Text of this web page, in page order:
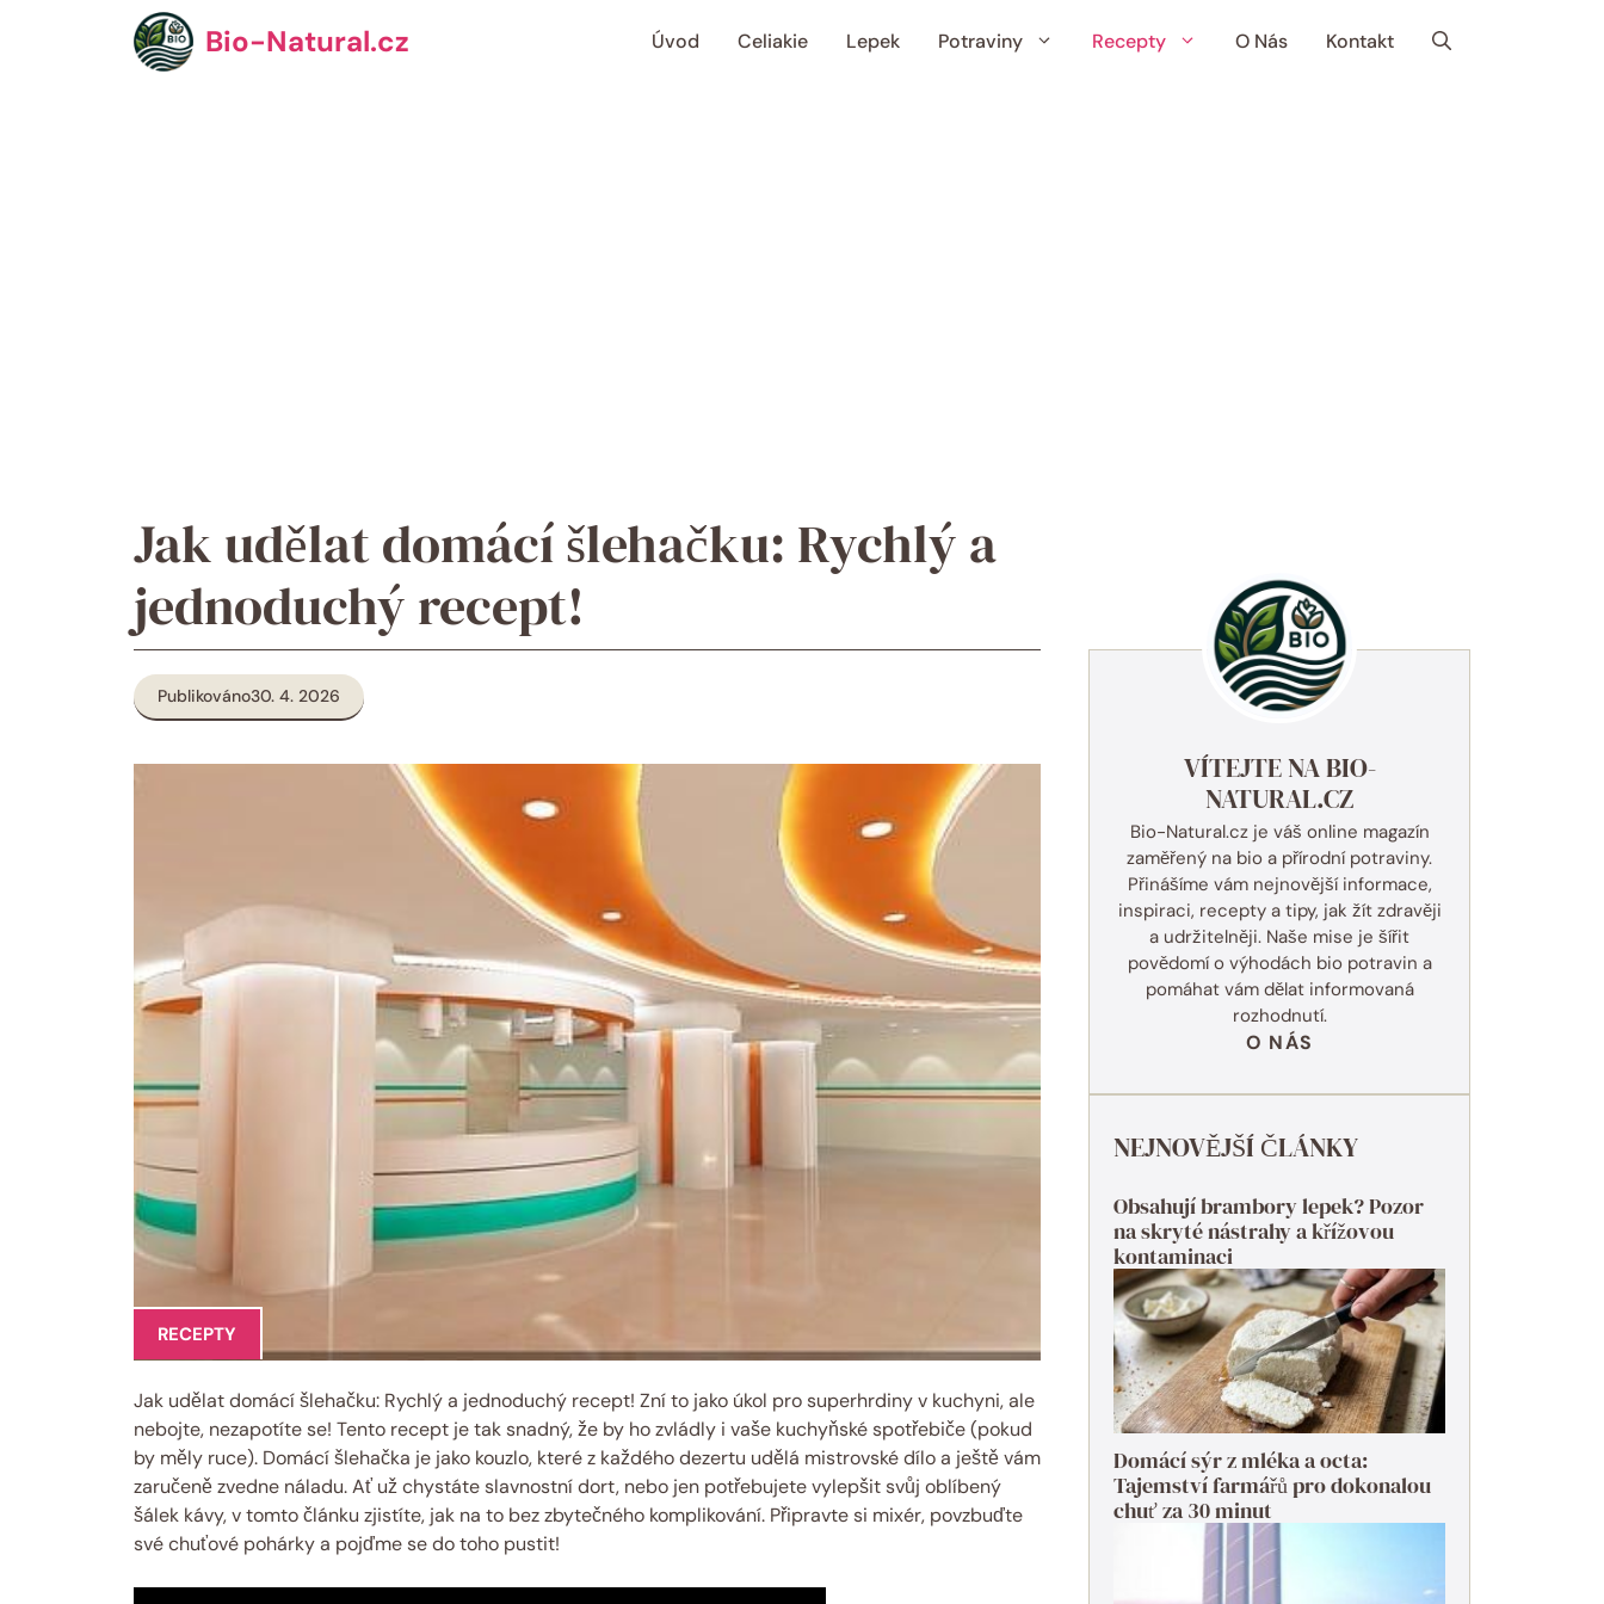
Bio-Natural.cz Úvod Celiakie Lepek Potraviny Recepty O Nás Kontakt
Jak udělat domácí šlehačku: Rychlý a
jednoduchý recept!
Publikováno30. 4. 2026
RECEPTY
Jak udělat domácí šlehačku: Rychlý a jednoduchý recept! Zní to jako úkol pro superhrdiny v kuchyni, ale
nebojte, nezapotíte se! Tento recept je tak snadný, že by ho zvládly i vaše kuchyňské spotřebiče (pokud
by měly ruce). Domácí šlehačka je jako kouzlo, které z každého dezertu udělá mistrovské dílo a ještě vám
zaručeně zvedne náladu. Ať už chystáte slavnostní dort, nebo jen potřebujete vylepšit svůj oblíbený
šálek kávy, v tomto článku zjistíte, jak na to bez zbytečného komplikování. Připravte si mixér, povzbuďte
své chuťové pohárky a pojďme se do toho pustit!
VÍTEJTE NA BIO-
NATURAL.CZ
Bio-Natural.cz je váš online magazín
zaměřený na bio a přírodní potraviny.
Přinášíme vám nejnovější informace,
inspiraci, recepty a tipy, jak žít zdravěji
a udržitelněji. Naše mise je šířit
povědomí o výhodách bio potravin a
pomáhat vám dělat informovaná
rozhodnutí.
O NÁS
NEJNOVĚJŠÍ ČLÁNKY
Obsahují brambory lepek? Pozor
na skryté nástrahy a křížovou
kontaminaci
Domácí sýr z mléka a octa:
Tajemství farmářů pro dokonalou
chuť za 30 minut